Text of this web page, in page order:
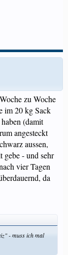
zu Woche
im 20 kg Sack
(damit
angesteckt
aussen,
gebe - und sehr
vier Tagen
da
- muss ich mal